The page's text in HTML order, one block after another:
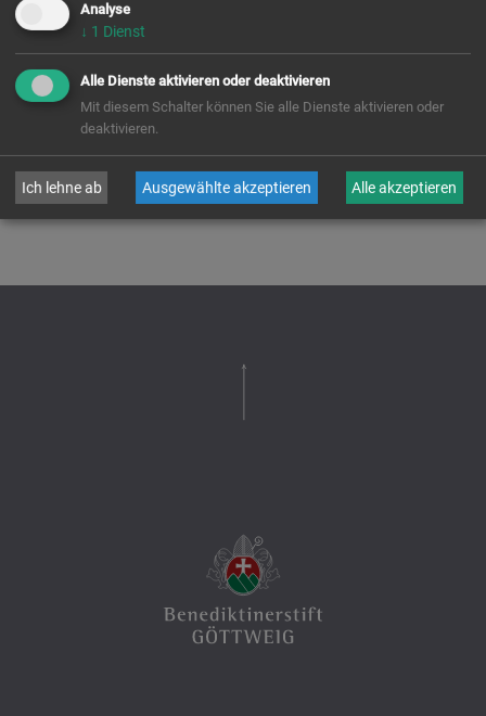
zurück
Analyse
↓ 1 Dienst
Alle Dienste aktivieren oder deaktivieren
Mit diesem Schalter können Sie alle Dienste aktivieren oder
deaktivieren.
Ich lehne ab Ausgewählte akzeptieren Alle akzeptieren